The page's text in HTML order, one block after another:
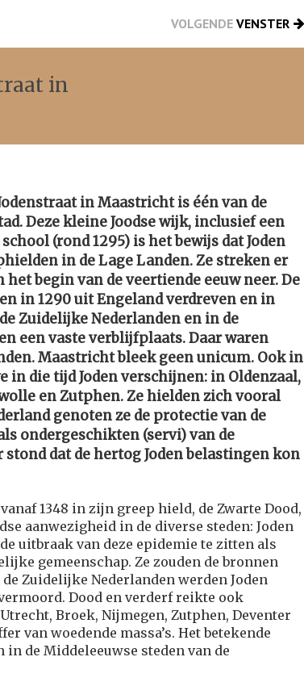
VOLGENDEVENSTER
in
in Maastricht is één van de
Deze kleine Joodse wijk, inclusief een
(rond 1295) is het bewijs dat Joden
in de Lage Landen. Ze streken er
begin van de veertiende eeuw neer. De
in 1290 uit Engeland verdreven en in
Zuidelijke Nederlanden en in de
een vaste verblijfplaats. Daar waren
Maastricht bleek geen unicum. Ook in
in die tijd Joden verschijnen: in Oldenzaal,
en Zutphen. Ze hielden zich vooral
genoten ze de protectie van de
ondergeschikten (servi) van de
dat de hertog Joden belastingen kon
1348 in zijn greep hield, de Zwarte Dood,
aanwezigheid in de diverse steden: Joden
uitbraak van deze epidemie te zitten als
gemeenschap. Ze zouden de bronnen
Zuidelijke Nederlanden werden Joden
Dood en verderf reikte ook
Broek, Nijmegen, Zutphen, Deventer
van woedende massa’s. Het betekende
de Middeleeuwse steden van de